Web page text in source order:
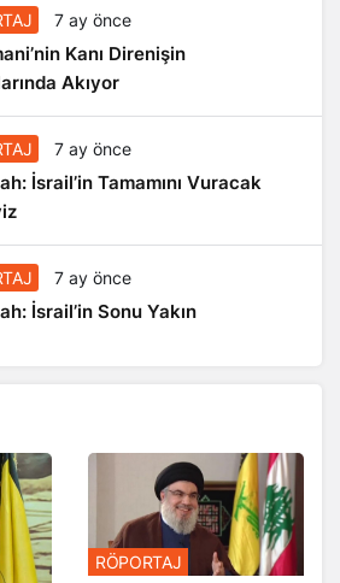
7 ay önce
Kanı Direnişin
Akıyor
7 ay önce
İsrail’in Tamamını Vuracak
7 ay önce
İsrail’in Sonu Yakın
RÖPORTAJ